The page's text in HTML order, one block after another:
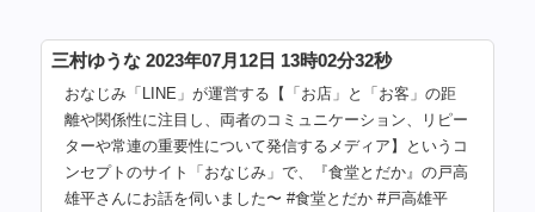
三村ゆうな 2023年07月12日 13時02分32秒
おなじみ「LINE」が運営する【「お店」と「お客」の距
離や関係性に注目し、両者のコミュニケーション、リピー
ターや常連の重要性について発信するメディア】というコ
ンセプトのサイト「おなじみ」で、『食堂とだか』の戸高
雄平さんにお話を伺いました〜 #食堂とだか #戸高雄平